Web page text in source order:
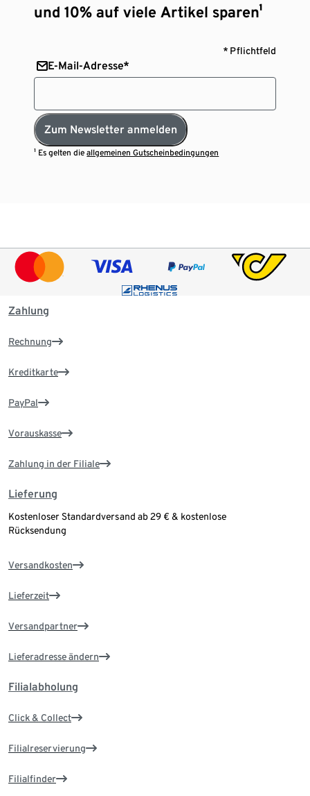
und 10% auf viele Artikel sparen¹
* Pflichtfeld
E-Mail-Adresse*
Zum Newsletter anmelden
¹ Es gelten dieallgemeinen Gutscheinbedingungen
Zahlung
Rechnung
Kreditkarte
PayPal
Vorauskasse
Zahlung in der Filiale
Lieferung
Kostenloser Standardversand ab 29 € & kostenlose
Rücksendung
Versandkosten
Lieferzeit
Versandpartner
Lieferadresse ändern
Filialabholung
Click & Collect
Filialreservierung
Filialfinder